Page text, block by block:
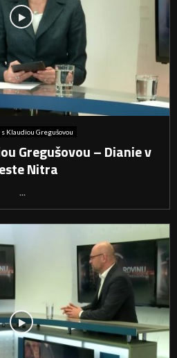
s Klaudiou Gregušovou
Gregušovou – Dianie v
Nitra
...